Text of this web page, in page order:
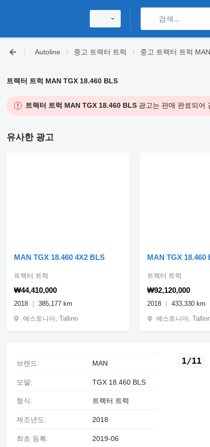
Autoline 중고 트랙터 트럭 중고 트랙터 트럭 MAN
트랙터 트럭 MAN TGX 18.460 BLS
트랙터 트럭 MAN TGX 18.460 BLS광고는 판매 완료되어
유사한 광고
MAN TGX 18.460 4X2 BLS
₩44,410,000
트랙터 트럭
2018
385,177 km
에스토니아, Tallinn
MAN TGX 18.460
₩92,120,000
트랙터 트럭
2018
433,330 km
에스토니아,
1/11
브랜드: MAN
모델: TGX 18.460 BLS
형식: 트랙터 트럭
제조년도: 2018
최초 등록: 2019-06